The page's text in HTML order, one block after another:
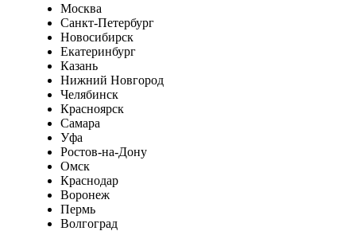
Москва
Санкт-Петербург
Новосибирск
Екатеринбург
Казань
Нижний Новгород
Челябинск
Красноярск
Самара
Уфа
Ростов-на-Дону
Омск
Краснодар
Воронеж
Пермь
Волгоград